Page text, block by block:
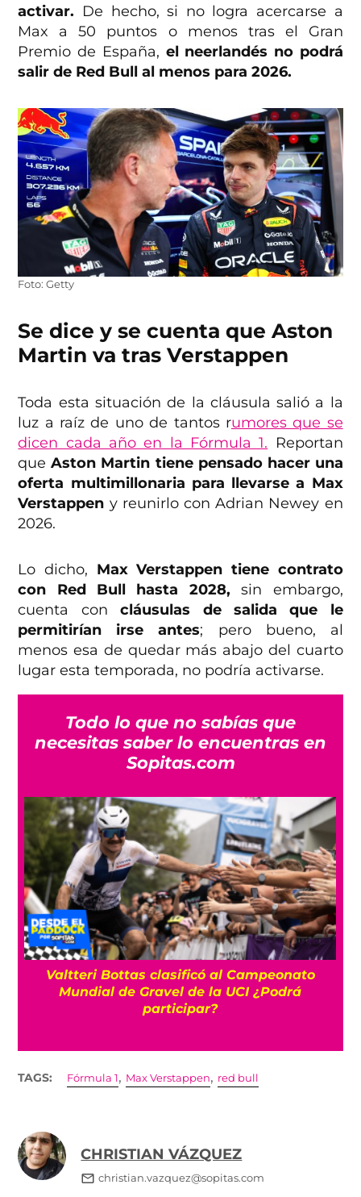
activar. De hecho, si no logra acercarse a
Max a 50 puntos o menos tras el Gran
Premio de España, el neerlandés no podrá
salir de Red Bull al menos para 2026.
Foto: Getty
Se dice y se cuenta que Aston
Martin va tras Verstappen
Toda esta situación de la cláusula salió a la
luz a raíz de uno de tantos rumores que se
dicen cada año en la Fórmula 1. Reportan
queAston Martin tiene pensado hacer una
oferta multimillonaria para llevarse a Max
Verstappen y reunirlo con Adrian Newey en
2026.
Lo dicho, Max Verstappen tiene contrato
con Red Bull hasta 2028,sin embargo,
cuenta concláusulas de salida que le
permitirían irse antes; pero bueno, al
menos esa de quedar más abajo del cuarto
lugar esta temporada, no podría activarse.
Todo lo que no sabías que
necesitas saber lo encuentras en
Sopitas.com
Valtteri Bottas clasificó al Campeonato
Mundial de Gravel de la UCI ¿Podrá
participar?
TAGS: Fórmula 1, Max Verstappen, red bull
CHRISTIAN VÁZQUEZ
christian.vazquez@sopitas.com